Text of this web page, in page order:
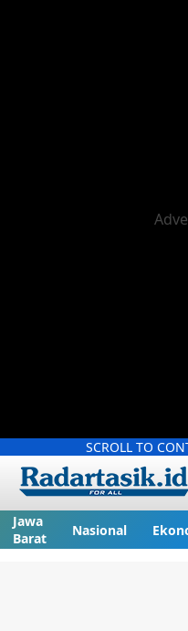
SCROLL TO
Jawa
Barat
Nasional